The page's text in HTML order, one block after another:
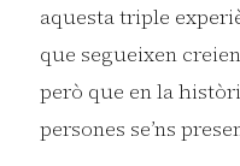
aquesta triple
que segueixen
però que en la
persones se’ns